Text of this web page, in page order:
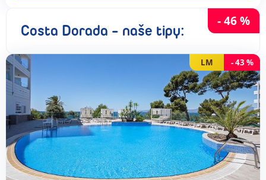
Costa Dorada - naše tipy:
-46%
LM -43 %